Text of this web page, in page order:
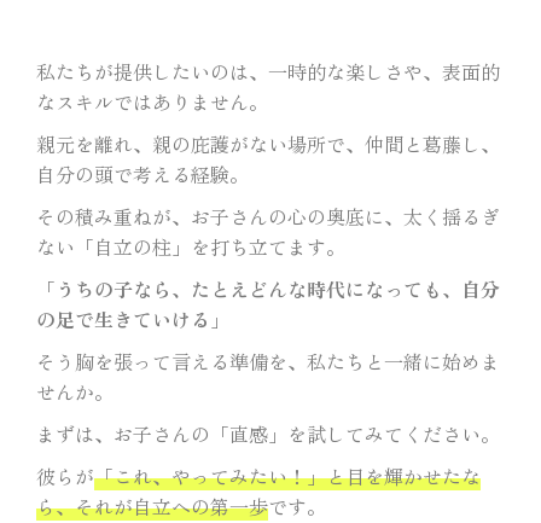
私たちが提供したいのは、一時的な楽しさや、表面的
なスキルではありません。
親元を離れ、親の庇護がない場所で、仲間と葛藤し、
自分の頭で考える経験。
その積み重ねが、お子さんの心の奥底に、太く揺るぎ
ない「自立の柱」を打ち立てます。
「 うちの子なら、たとえどんな時代になっても、自分
の足で生きていける 」
そう胸を張って言える準備を、私たちと一緒に始めま
せんか。
まずは、お子さんの「直感」を試してみてください。
彼らが「これ、やってみたい！」と目を輝かせたな
ら、それが自立への第一歩です。